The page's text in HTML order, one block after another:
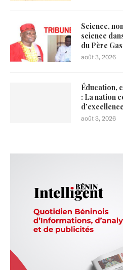
Science,
science
du Père
août 3, 2026
Éducation,
: La nation
d’excellence
août 3, 2026